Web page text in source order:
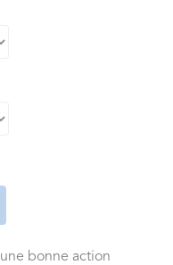
bonne action